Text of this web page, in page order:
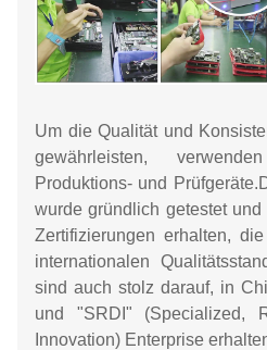
Um die Qualität und
gewährleisten,
Produktions- und Prüfgeräte.
wurde gründlich getestet
Zertifizierungen erhalten,
internationalen
sind auch stolz darauf, in
und "SRDI" (Specialized,
Innovation) Enterprise